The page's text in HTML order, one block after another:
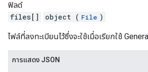
ฟิลด์
files[]
object ( File )
ไฟล์ที่ลงทะเบียนไว้ซึ่งจะใช้เมื่อเรียกใช้
การแสดง JSON